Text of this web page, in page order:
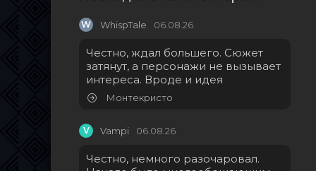
W WhispTale 06.08.26
Честно, ждал большего. Сюжет
затянут, а персонажи не вызывает
интереса. Вроде и идея
Монтекристо
V Vampi 06.08.26
Честно, немного разочаровал.